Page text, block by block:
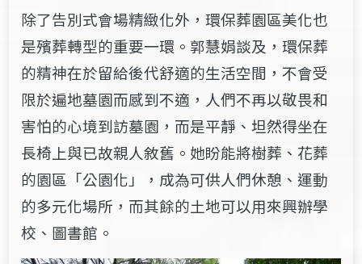
除了告別式會場精緻化外，環保葬園區美化也
是殯葬轉型的重要一環。郭慧娟談及，環保葬
的精神在於留給後代舒適的生活空間，不會受
限於遍地墓園而感到不適，人們不再以敬畏和
害怕的心境到訪墓園，而是平靜、坦然得坐在
長椅上與已故親人敘舊。她盼能將樹葬、花葬
的園區「公園化」，成為可供人們休憩、運動
的多元化場所，而其餘的土地可以用來興辦學
校、圖書館。